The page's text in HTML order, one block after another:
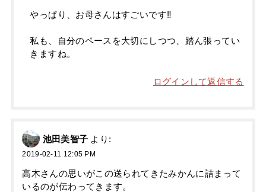
やっぱり、お母さんはすごいです‼️
私も、自分のペースを大切にしつつ、踏ん張ってい
きますね。
ログインして返信する
池田美智子 より:
2019-02-11 12:05 PM
高木さんの思いがこの送られてきたみかんに詰まって
いるのが伝わってきます。